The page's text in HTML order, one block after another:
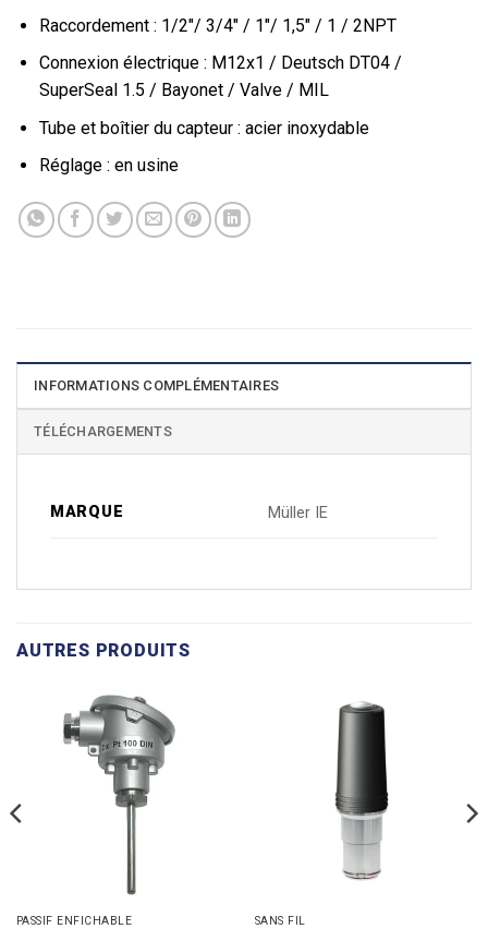
Raccordement : 1/2"/ 3/4" / 1"/ 1,5" / 1 / 2NPT
Connexion électrique : M12x1 / Deutsch DT04 /
SuperSeal 1.5 / Bayonet / Valve / MIL
Tube et boîtier du capteur : acier inoxydable
Réglage : en usine
INFORMATIONS COMPLÉMENTAIRES
TÉLÉCHARGEMENTS
MARQUE Müller IE
AUTRES PRODUITS
PASSIF ENFICHABLE SANS FIL